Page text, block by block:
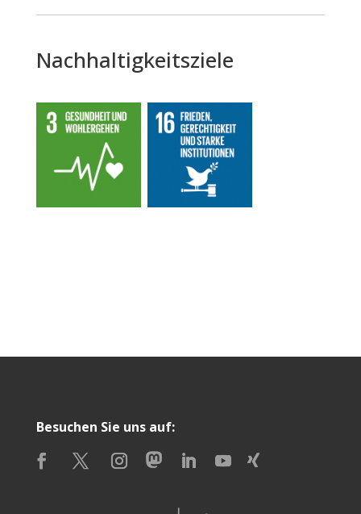
Nachhaltigkeitsziele
Besuchen Sie uns auf: